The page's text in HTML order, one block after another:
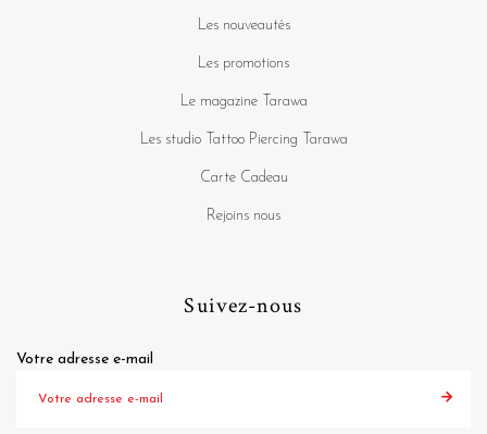
Les nouveautés
Les promotions
Le magazine Tarawa
Les studio Tattoo Piercing Tarawa
Carte Cadeau
Rejoins nous
Suivez-nous
Votre adresse e-mail